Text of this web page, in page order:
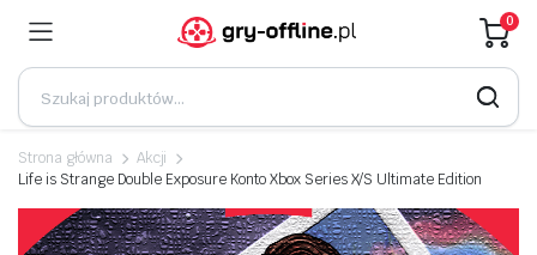
0
Strona główna
Akcji
Life is Strange Double Exposure Konto Xbox Series X/S Ultimate Edition